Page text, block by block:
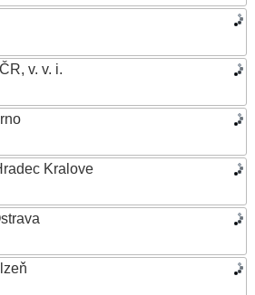
v. v. i.
Kralove